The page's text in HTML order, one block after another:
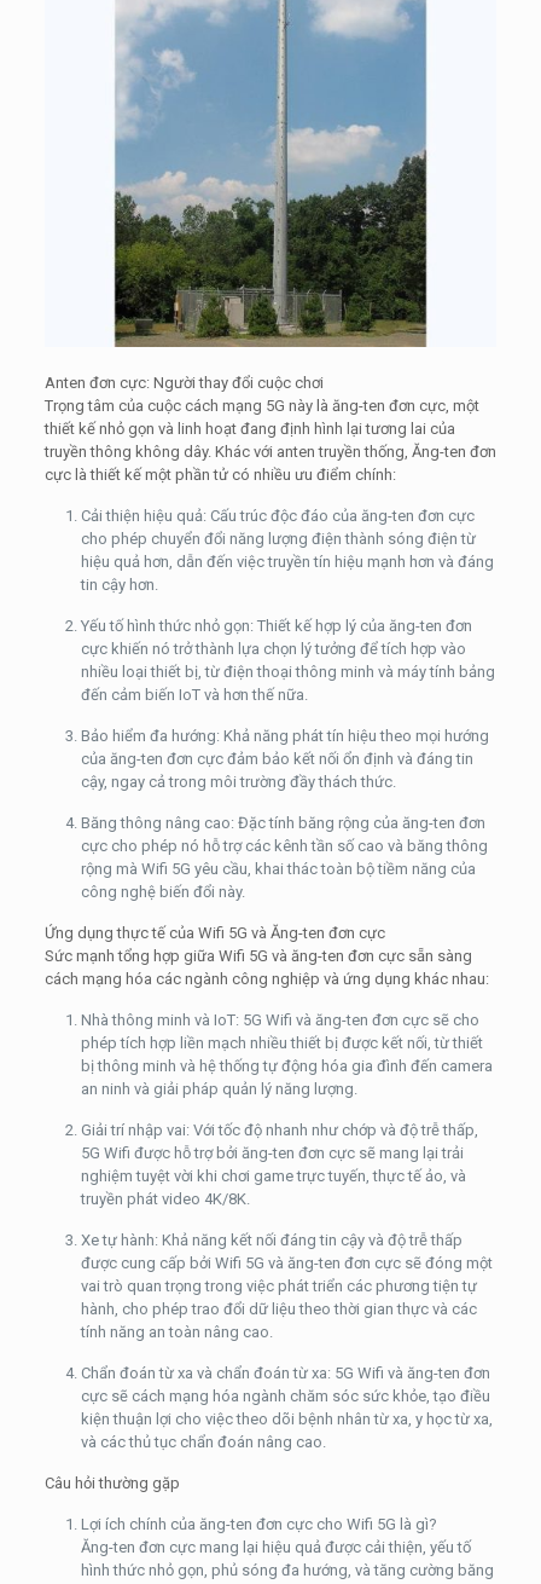
Anten đơn cực: Người thay đổi cuộc chơi
Trọng tâm của cuộc cách mạng 5G này là ăng-ten đơn cực, một
thiết kế nhỏ gọn và linh hoạt đang định hình lại tương lai của
truyền thông không dây. Khác với anten truyền thống, Ăng-ten đơn
cực là thiết kế một phần tử có nhiều ưu điểm chính:
Cải thiện hiệu quả: Cấu trúc độc đáo của ăng-ten đơn cực
cho phép chuyển đổi năng lượng điện thành sóng điện từ
hiệu quả hơn, dẫn đến việc truyền tín hiệu mạnh hơn và đáng
tin cậy hơn.
Yếu tố hình thức nhỏ gọn: Thiết kế hợp lý của ăng-ten đơn
cực khiến nó trở thành lựa chọn lý tưởng để tích hợp vào
nhiều loại thiết bị, từ điện thoại thông minh và máy tính bảng
đến cảm biến IoT và hơn thế nữa.
Bảo hiểm đa hướng: Khả năng phát tín hiệu theo mọi hướng
của ăng-ten đơn cực đảm bảo kết nối ổn định và đáng tin
cậy, ngay cả trong môi trường đầy thách thức.
Băng thông nâng cao: Đặc tính băng rộng của ăng-ten đơn
cực cho phép nó hỗ trợ các kênh tần số cao và băng thông
rộng mà Wifi 5G yêu cầu, khai thác toàn bộ tiềm năng của
công nghệ biến đổi này.
Ứng dụng thực tế của Wifi 5G và Ăng-ten đơn cực
Sức mạnh tổng hợp giữa Wifi 5G và ăng-ten đơn cực sẵn sàng
cách mạng hóa các ngành công nghiệp và ứng dụng khác nhau:
Nhà thông minh và IoT: 5G Wifi và ăng-ten đơn cực sẽ cho
phép tích hợp liền mạch nhiều thiết bị được kết nối, từ thiết
bị thông minh và hệ thống tự động hóa gia đình đến camera
an ninh và giải pháp quản lý năng lượng.
Giải trí nhập vai: Với tốc độ nhanh như chớp và độ trễ thấp,
5G Wifi được hỗ trợ bởi ăng-ten đơn cực sẽ mang lại trải
nghiệm tuyệt vời khi chơi game trực tuyến, thực tế ảo, và
truyền phát video 4K/8K.
Xe tự hành: Khả năng kết nối đáng tin cậy và độ trễ thấp
được cung cấp bởi Wifi 5G và ăng-ten đơn cực sẽ đóng một
vai trò quan trọng trong việc phát triển các phương tiện tự
hành, cho phép trao đổi dữ liệu theo thời gian thực và các
tính năng an toàn nâng cao.
Chẩn đoán từ xa và chẩn đoán từ xa: 5G Wifi và ăng-ten đơn
cực sẽ cách mạng hóa ngành chăm sóc sức khỏe, tạo điều
kiện thuận lợi cho việc theo dõi bệnh nhân từ xa, y học từ xa,
và các thủ tục chẩn đoán nâng cao.
Câu hỏi thường gặp
Lợi ích chính của ăng-ten đơn cực cho Wifi 5G là gì?
Ăng-ten đơn cực mang lại hiệu quả được cải thiện, yếu tố
hình thức nhỏ gọn, phủ sóng đa hướng, và tăng cường băng